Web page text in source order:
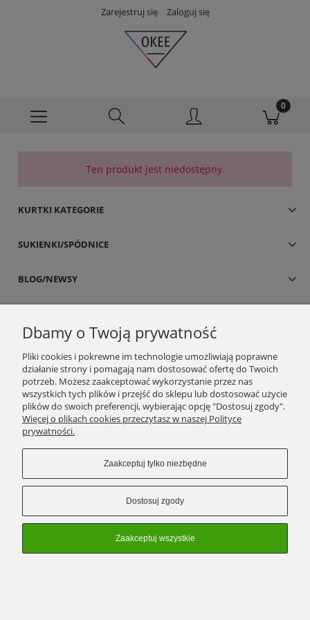
Zarejestruj się Zaloguj się
Ten produkt jest niedostępny.
KURTKI KATEGORIE
SUKIENKI/SPÓDNICE
BLOG/NEWSY
KONTAKT
ZWROTY/WYMIANY
Sklep internetowy Shoper Premium
Dbamy o Twoją prywatność
Pliki cookies i pokrewne im technologie umożliwiają poprawne
działanie strony i pomagają nam dostosować ofertę do Twoich
potrzeb. Możesz zaakceptować wykorzystanie przez nas
wszystkich tych plików i przejść do sklepu lub dostosować użycie
plików do swoich preferencji, wybierając opcję "Dostosuj zgody".
Więcej o plikach cookies przeczytasz w naszej Polityce
prywatności.
Zaakceptuj tylko niezbędne
Dostosuj zgody
Zaakceptuj wszystkie